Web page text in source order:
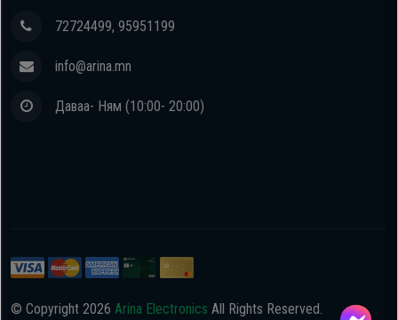
72724499, 95951199
info@arina.mn
Даваа- Ням (10:00- 20:00)
© Copyright 2026 Arina Electronics All Rights Reserved.